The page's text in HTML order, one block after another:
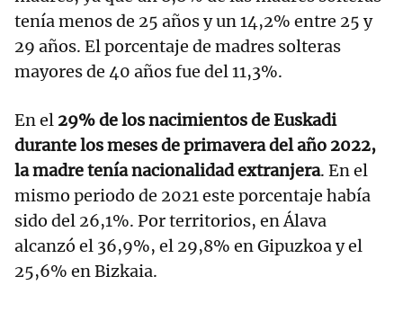
tenía menos de 25 años y un 14,2% entre 25 y
29 años. El porcentaje de madres solteras
mayores de 40 años fue del 11,3%.
En el 29% de los nacimientos de Euskadi
durante los meses de primavera del año 2022,
la madre tenía nacionalidad extranjera. En el
mismo periodo de 2021 este porcentaje había
sido del 26,1%. Por territorios, en Álava
alcanzó el 36,9%, el 29,8% en Gipuzkoa y el
25,6% en Bizkaia.